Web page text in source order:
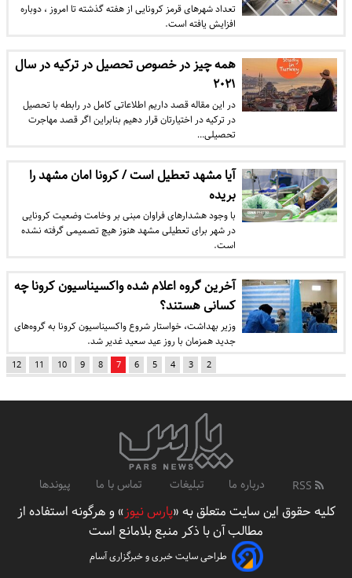
تعداد شهرهای قرمز کرونایی از هفته گذشته تا امروز ، دوباره
افزایش یافته است.
همه چیز در خصوص تحصیل در ترکیه در سال
۲۰۲۱
در این مقاله قصد داریم اطلاعاتی کامل در رابطه با تحصیل
در ترکیه در اختیارتان قرار دهیم بنابراین اگر قصد مهاجرت
تحصیلی…
آیا مشهد تعطیل است / کرونا امان مشهد را
بریده
با وجود هشدار‌های فراوان مبنی بر وخامت وضعیت کرونایی
در شهر برای تعطیلی مشهد هنوز هیچ تصمیمی گرفته نشده
است.
آخرین گروه اعلام شده واکسیناسیون کرونا چه
کسانی هستند؟
وزیر بهداشت، خواستار شروع واکسیناسیون کرونا به گروه‌های
جدید همزمان با روز عید سعید غدیر شد.
2
3
4
5
6
7
8
9
10
11
12
درباره ما تبلیغات تماس با ما پیوندها
کلیه حقوق این سایت متعلق به «پارس نیوز» و هرگونه استفاده از
مطالب آن با ذکر منبع بلامانع است
طراحی سایت خبری و خبرگزاری آسام